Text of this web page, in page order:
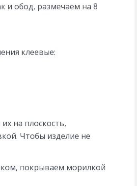
и обод, размечаем на 8
клеевые:
на плоскость,
Чтобы изделие не
покрываем морилкой